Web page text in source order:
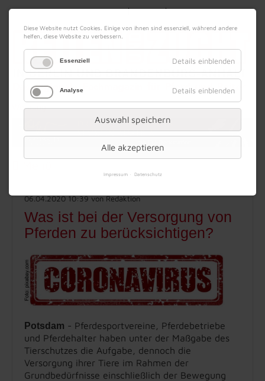
07. August 2026 Impressum|Kontakt|Datenschutz
Werbung
06.04.2020 10:39von Redaktion
Was ist bei der Versorgung von
Pferden zu berücksichtigen?
Potsdam - Pferdesportvereine, Pferdebetriebe
und Pferdehalter haben unter der Maßgabe des
Tierschutzes die Aufgabe, dennoch die
Versorgung ihrer Tiere im Rahmen der
Grundbedürfnisse einschließlich der Bewegung
Diese Website nutzt Cookies. Einige von ihnen sind essenziell, während andere
helfen, diese Website zu verbessern.
Essenziell Details einblenden
Analyse Details einblenden
Auswahl speichern
Alle akzeptieren
Impressum Datenschutz